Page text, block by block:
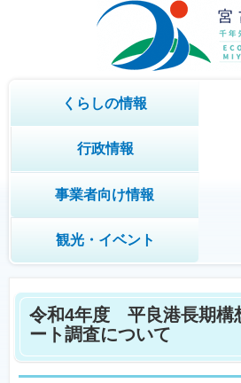
くらしの情報
行政情報
事業者向け情報
観光・イベント
令和4年度 平良港長期構
ート調査について